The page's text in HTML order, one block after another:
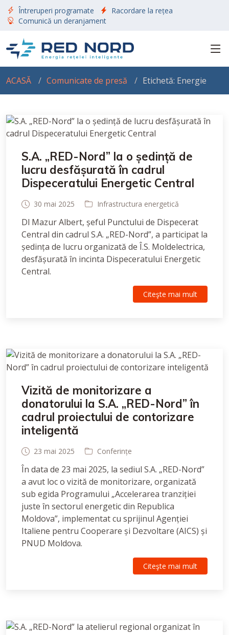
Întreruperi programate
Racordare la rețea
Comunică un deranjament
ACASĂ Comunicate de presă Etichetă: Energie
S.A. „RED-Nord” la o ședință de
lucru desfășurată în cadrul
Dispeceratului Energetic Central
30 mai 2025 Infrastructura energetică
Dl Mazur Albert, șeful Punctului de Dispecerat
Central din cadrul S.A. „RED-Nord”, a participat la
ședința de lucru organizată de Î.S. Moldelectrica,
desfășurată în incinta Dispeceratului Energetic
Central.
Citeşte mai mult
Vizită de monitorizare a
donatorului la S.A. „RED-Nord” în
cadrul proiectului de contorizare
inteligentă
23 mai 2025 Conferințe
În data de 23 mai 2025, la sediul S.A. „RED-Nord”
a avut loc o vizită de monitorizare, organizată
sub egida Programului „Accelerarea tranziției
juste în sectorul energetic din Republica
Moldova”, implementat cu sprijinul Agenției
Italiene pentru Cooperare și Dezvoltare (AICS) și
PNUD Moldova.
Citeşte mai mult